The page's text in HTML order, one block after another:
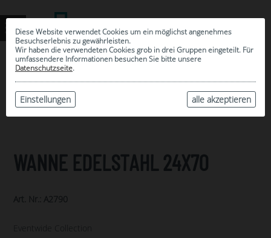
Diese Website verwendet Cookies um ein möglichst angenehmes
Besuchserlebnis zu gewährleisten.
Wir haben die verwendeten Cookies grob in drei Gruppen eingeteilt. Für
umfassendere Informationen besuchen Sie bitte unsere
Datenschutzseite.
alle akzeptieren
Einstellungen
ARCHIV
WANNE EDELSTAHL 24X70
Art. Nr.: A2790
Eventwide Collection